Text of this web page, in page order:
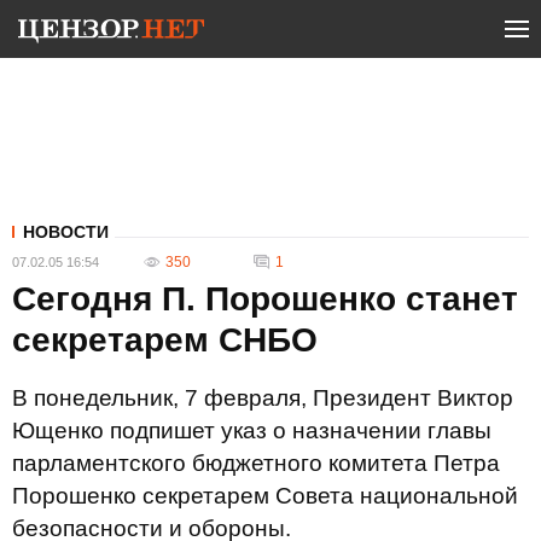
НОВОСТИ
07.02.05 16:54 350 1
Сегодня П. Порошенко станет
секретарем СНБО
В понедельник, 7 февраля, Президент Виктор
Ющенко подпишет указ о назначении главы
парламентского бюджетного комитета Петра
Порошенко секретарем Совета национальной
безопасности и обороны.